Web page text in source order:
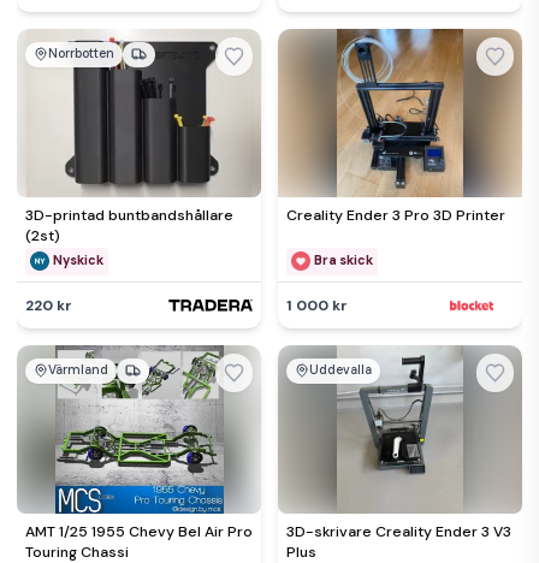
Norrbotten
3D-printad buntbandshållare
(2st)
Nyskick
220 kr
Creality Ender 3 Pro 3D Printer
Bra skick
1 000 kr
Värmland
AMT 1/25 1955 Chevy Bel Air Pro
Touring Chassi
Uddevalla
3D-skrivare Creality Ender 3 V3
Plus